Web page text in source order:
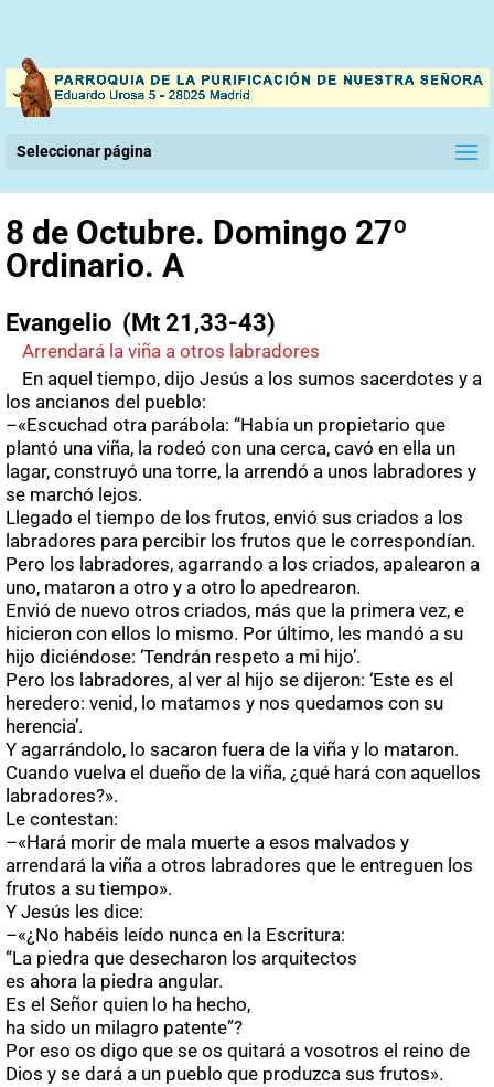
Seleccionar página
8 de Octubre. Domingo 27º
Ordinario. A
Evangelio (Mt 21,33-43)
Arrendará la viña a otros labradores
En aquel tiempo, dijo Jesús a los sumos sacerdotes y a
los ancianos del pueblo:
–«Escuchad otra parábola: “Había un propietario que
plantó una viña, la rodeó con una cerca, cavó en ella un
lagar, construyó una torre, la arrendó a unos labradores y
se marchó lejos.
Llegado el tiempo de los frutos, envió sus criados a los
labradores para percibir los frutos que le correspondían.
Pero los labradores, agarrando a los criados, apalearon a
uno, mataron a otro y a otro lo apedrearon.
Envió de nuevo otros criados, más que la primera vez, e
hicieron con ellos lo mismo. Por último, les mandó a su
hijo diciéndose: ‘Tendrán respeto a mi hijo’.
Pero los labradores, al ver al hijo se dijeron: ‘Este es el
heredero: venid, lo matamos y nos quedamos con su
herencia’.
Y agarrándolo, lo sacaron fuera de la viña y lo mataron.
Cuando vuelva el dueño de la viña, ¿qué hará con aquellos
labradores?».
Le contestan:
–«Hará morir de mala muerte a esos malvados y
arrendará la viña a otros labradores que le entreguen los
frutos a su tiempo».
Y Jesús les dice:
–«¿No habéis leído nunca en la Escritura:
“La piedra que desecharon los arquitectos
es ahora la piedra angular.
Es el Señor quien lo ha hecho,
ha sido un milagro patente”?
Por eso os digo que se os quitará a vosotros el reino de
Dios y se dará a un pueblo que produzca sus frutos».